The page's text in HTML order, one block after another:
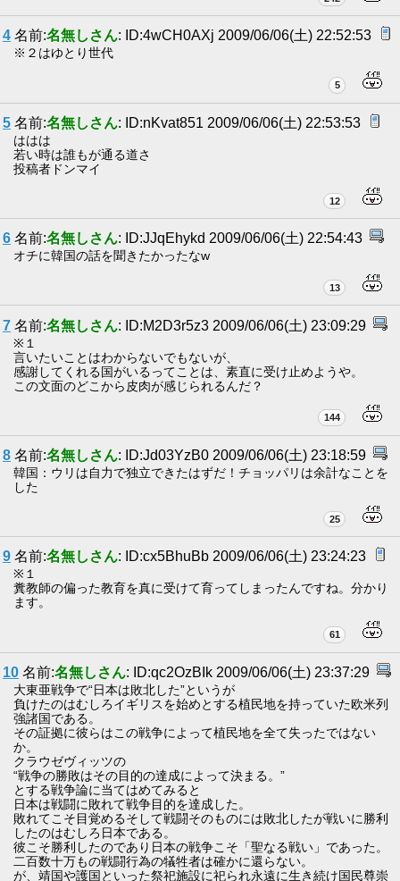
4 名前:名無しさん: ID:4wCH0AXj 2009/06/06(土) 22:52:53
※２はゆとり世代
5
5 名前:名無しさん: ID:nKvat851 2009/06/06(土) 22:53:53
ははは
若い時は誰もが通る道さ
投稿者ドンマイ
12
6 名前:名無しさん: ID:JJqEhykd 2009/06/06(土) 22:54:43
オチに韓国の話を聞きたかったなw
13
7 名前:名無しさん: ID:M2D3r5z3 2009/06/06(土) 23:09:29
※１
言いたいことはわからないでもないが、
感謝してくれる国がいるってことは、素直に受け止めようや。
この文面のどこから皮肉が感じられるんだ？
144
8 名前:名無しさん: ID:Jd03YzB0 2009/06/06(土) 23:18:59
韓国：ウリは自力で独立できたはずだ！チョッパリは余計なことを
した
25
9 名前:名無しさん: ID:cx5BhuBb 2009/06/06(土) 23:24:23
※１
糞教師の偏った教育を真に受けて育ってしまったんですね。分かり
ます。
61
10 名前:名無しさん: ID:qc2OzBIk 2009/06/06(土) 23:37:29
大東亜戦争で“日本は敗北した”というが
負けたのはむしろイギリスを始めとする植民地を持っていた欧米列
強諸国である。
その証拠に彼らはこの戦争によって植民地を全て失ったではない
か。
クラウゼヴィッツの
“戦争の勝敗はその目的の達成によって決まる。”
とする戦争論に当てはめてみると
日本は戦闘に敗れて戦争目的を達成した。
敗れてこそ目覚めるそして戦闘そのものには敗北したが戦いに勝利
したのはむしろ日本である。
彼こそ勝利したのであり日本の戦争こそ「聖なる戦い」であった。
二百数十万もの戦闘行為の犠牲者は確かに還らない。
が、靖国や護国といった祭祀施設に祀られ永遠に生き続け国民尊崇